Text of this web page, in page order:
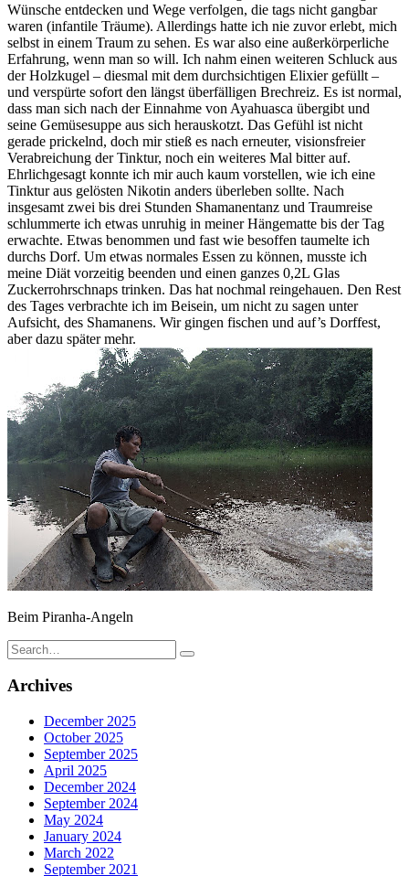
Wünsche entdecken und Wege verfolgen, die tags nicht gangbar
waren (infantile Träume). Allerdings hatte ich nie zuvor erlebt, mich
selbst in einem Traum zu sehen. Es war also eine außerkörperliche
Erfahrung, wenn man so will. Ich nahm einen weiteren Schluck aus
der Holzkugel – diesmal mit dem durchsichtigen Elixier gefüllt –
und verspürte sofort den längst überfälligen Brechreiz. Es ist normal,
dass man sich nach der Einnahme von Ayahuasca übergibt und
seine Gemüsesuppe aus sich herauskotzt. Das Gefühl ist nicht
gerade prickelnd, doch mir stieß es nach erneuter, visionsfreier
Verabreichung der Tinktur, noch ein weiteres Mal bitter auf.
Ehrlichgesagt konnte ich mir auch kaum vorstellen, wie ich eine
Tinktur aus gelösten Nikotin anders überleben sollte. Nach
insgesamt zwei bis drei Stunden Shamanentanz und Traumreise
schlummerte ich etwas unruhig in meiner Hängematte bis der Tag
erwachte. Etwas benommen und fast wie besoffen taumelte ich
durchs Dorf. Um etwas normales Essen zu können, musste ich
meine Diät vorzeitig beenden und einen ganzes 0,2L Glas
Zuckerrohrschnaps trinken. Das hat nochmal reingehauen. Den Rest
des Tages verbrachte ich im Beisein, um nicht zu sagen unter
Aufsicht, des Shamanens. Wir gingen fischen und auf’s Dorffest,
aber dazu später mehr.
Beim Piranha-Angeln
Search
for:
Archives
December 2025
October 2025
September 2025
April 2025
December 2024
September 2024
May 2024
January 2024
March 2022
September 2021